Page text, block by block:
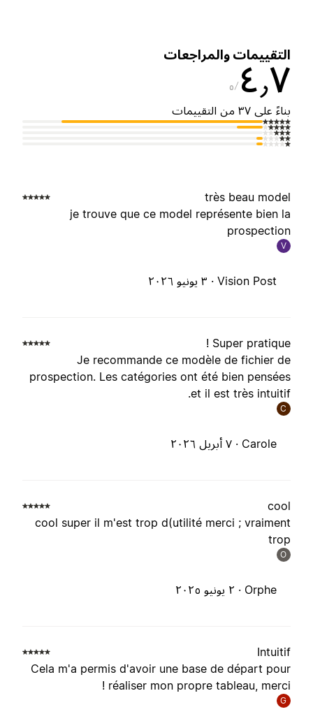
والمراجعات
٥
على ٣٧ من التقييمات
très beau
je trouve que ce model représente bien
Vision Post · ٣ يونيو ٢٠٢٦
Super pratique
Je recommande ce modèle de fichier
prospection. Les catégories ont été bien
et il est très
Carole · ٧ أبريل ٢٠٢٦
cool super il m'est trop d(utilité merci ;
Orphe · ٢ يونيو ٢٠٢٥
Cela m'a permis d'avoir une base de départ
réaliser mon propre tableau, merci